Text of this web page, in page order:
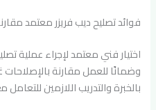
فوائد تصليح ديب فريزر معتمد
اختيار فني معتمد لإجراء عملية
وضمانًا للعمل مقارنة بالإصلاحات
بالخبرة والتدريب اللازمين